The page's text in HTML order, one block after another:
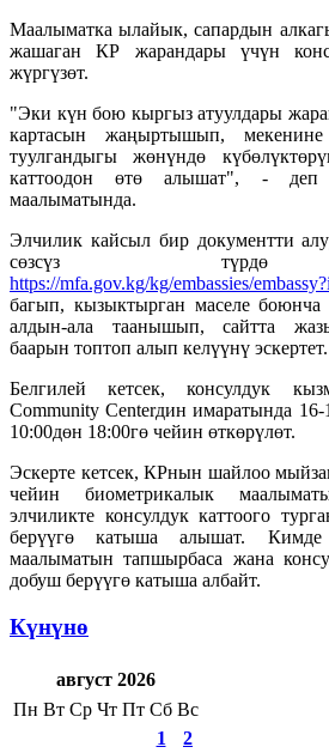
Маалыматка ылайык, сапардын
жашаган КР жарандары үчүн
жүргүзөт.
"Эки күн бою кыргыз атуулдары
картасын жаңыртышып,
туулгандыгы жөнүндө
каттоодон өтө алышат", - деп
маалыматында.
Элчилик кайсыл бир документти
сөзсүз түрдө
https://mfa.gov.kg/kg/embassies/
багып, кызыктырган маселе
алдын-ала таанышып, сайтта
баарын топтоп алып келүүнү эскертет.
Белгилей кетсек, консулдук
Community Centerдин имаратында 16-
10:00дөн 18:00гө чейин өткөрүлөт.
Эскерте кетсек, КРнын шайлоо
чейин биометрикалык
элчиликте консулдук каттоого
берүүгө катыша алышат.
маалыматын тапшырбаса жана
добуш берүүгө катыша албайт.
Күнүнө
август 2026
Пн Вт Ср Чт Пт Сб Вс
1
2